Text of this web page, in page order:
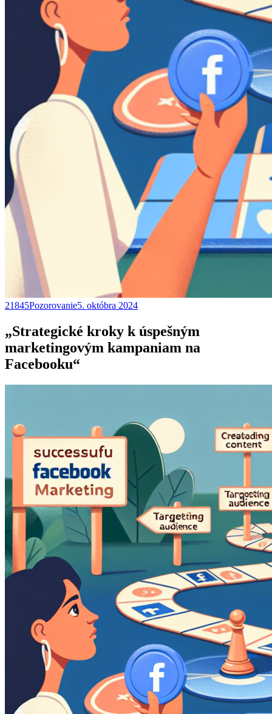
21845Pozorovanie5. októbra 2024
„Strategické kroky k úspešným
marketingovým kampaniam na
Facebooku“